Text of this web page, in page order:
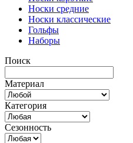
Носки средние
Носки классические
Гольфы
Наборы
Поиск
Материал
Категория
Сезонность